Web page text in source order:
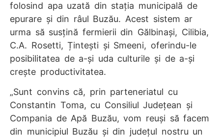
folosind apa uzată din stația municipală de
epurare și din râul Buzău. Acest sistem ar
urma să susțină fermierii din Gălbinași, Cilibia,
C.A. Rosetti, Țintești și Smeeni, oferindu-le
posibilitatea de a-și uda culturile și de a-și
crește productivitatea.
„Sunt convins că, prin parteneriatul cu
Constantin Toma, cu Consiliul Județean și
Compania de Apă Buzău, vom reuși să facem
din municipiul Buzău și din județul nostru un